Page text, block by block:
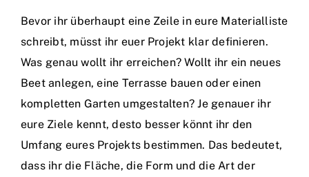
Bevor ihr überhaupt eine Zeile in eure Materialliste
schreibt, müsst ihr euer Projekt klar definieren.
Was genau wollt ihr erreichen? Wollt ihr ein neues
Beet anlegen, eine Terrasse bauen oder einen
kompletten Garten umgestalten? Je genauer ihr
eure Ziele kennt, desto besser könnt ihr den
Umfang eures Projekts bestimmen. Das bedeutet,
dass ihr die Fläche, die Form und die Art der